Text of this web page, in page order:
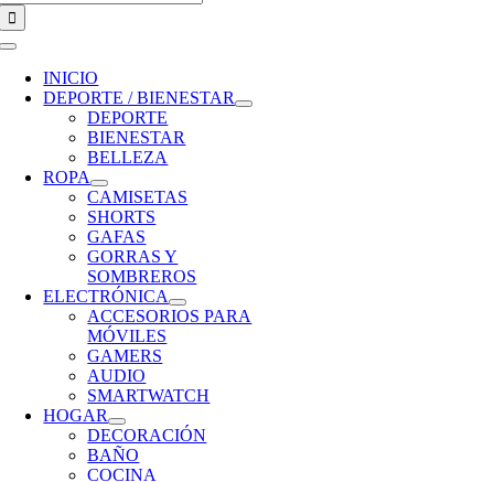
Toggle
Navigation
INICIO
DEPORTE / BIENESTAR
DEPORTE
BIENESTAR
BELLEZA
ROPA
CAMISETAS
SHORTS
GAFAS
GORRAS Y
SOMBREROS
ELECTRÓNICA
ACCESORIOS PARA
MÓVILES
GAMERS
AUDIO
SMARTWATCH
HOGAR
DECORACIÓN
BAÑO
COCINA